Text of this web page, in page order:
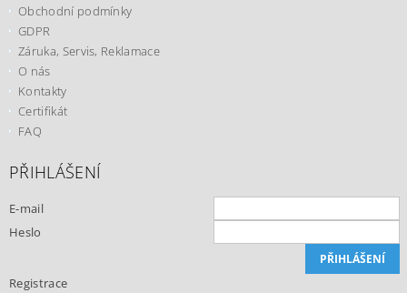
Obchodní podmínky
GDPR
Záruka, Servis, Reklamace
O nás
Kontakty
Certifikát
FAQ
PŘIHLÁŠENÍ
E-mail
Heslo
Registrace